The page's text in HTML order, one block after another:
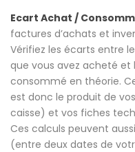
Ecart Achat /
factures d’achats et
Vérifiez les écarts entre
que vous avez acheté et
consommé en théorie.
est donc le produit de
caisse) et vos fiches
Ces calculs peuvent
(entre deux dates de